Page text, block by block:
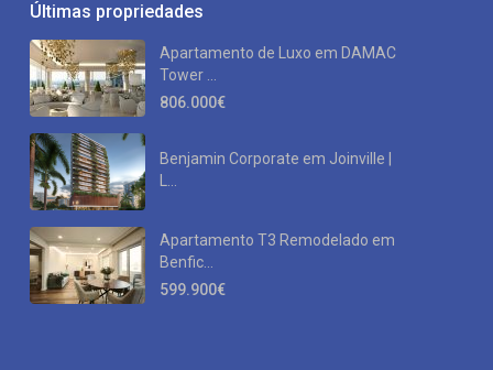
Últimas propriedades
Apartamento de Luxo em DAMAC
Tower ...
806.000€
Benjamin Corporate em Joinville |
L...
Apartamento T3 Remodelado em
Benfic...
599.900€